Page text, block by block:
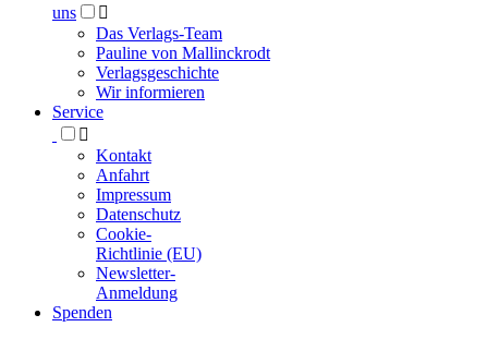
uns

Das Verlags-Team
Pauline von Mallinckrodt
Verlagsgeschichte
Wir informieren
Service

Kontakt
Anfahrt
Impressum
Datenschutz
Cookie-
Richtlinie (EU)
Newsletter-
Anmeldung
Spenden